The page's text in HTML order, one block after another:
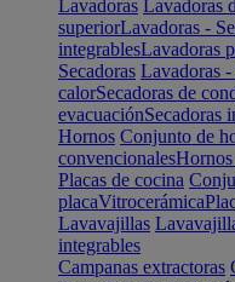
Lavadoras Lavadoras
superiorLavadoras -
integrablesLavadoras
Secadoras Lavadoras -
calorSecadoras de
evacuaciónSecadoras
Hornos Conjunto de
convencionales
Placas de cocina
placaVitrocerámica
Lavavajillas
integrables
Campanas extractoras